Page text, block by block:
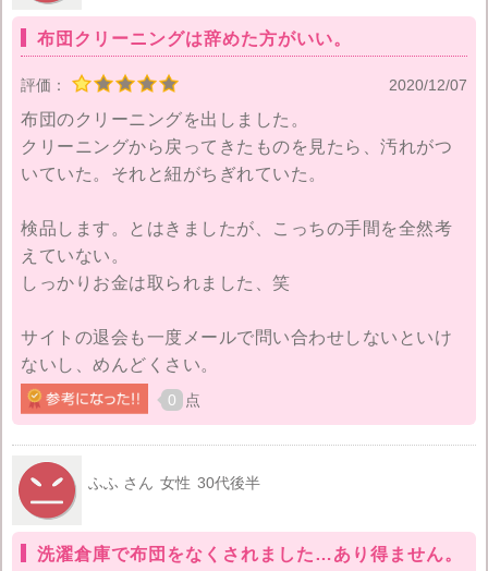
布団クリーニングは辞めた方がいい。
評価： 2020/12/07
布団のクリーニングを出しました。
クリーニングから戻ってきたものを見たら、汚れがつ
いていた。それと紐がちぎれていた。
検品します。とはきましたが、こっちの手間を全然考
えていない。
しっかりお金は取られました、笑
サイトの退会も一度メールで問い合わせしないといけ
ないし、めんどくさい。
0 点
ふふ さん 女性 30代後半
洗濯倉庫で布団をなくされました…あり得ません。